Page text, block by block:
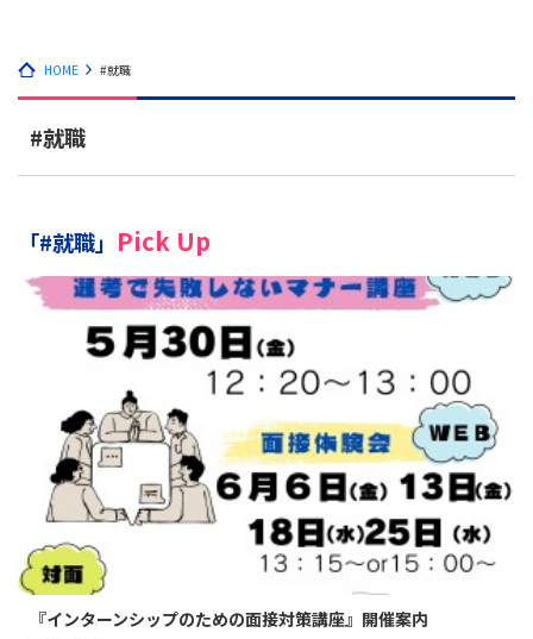
HOME #就職
#就職
「#就職」 Pick Up
『インターンシップのための面接対策講座』開催案内